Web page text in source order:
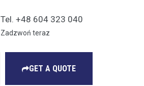
Tel. +48 604 323 040
Zadzwoń teraz
GET A QUOTE